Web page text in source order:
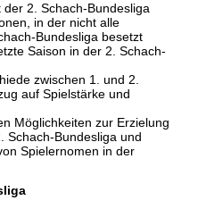
2. Schach-Bundesliga
in der nicht alle
Bundesliga besetzt
Saison in der 2. Schach-
zwischen 1. und 2.
auf Spielstärke und
Möglichkeiten zur Erzielung
Schach-Bundesliga und
Spielernomen in der